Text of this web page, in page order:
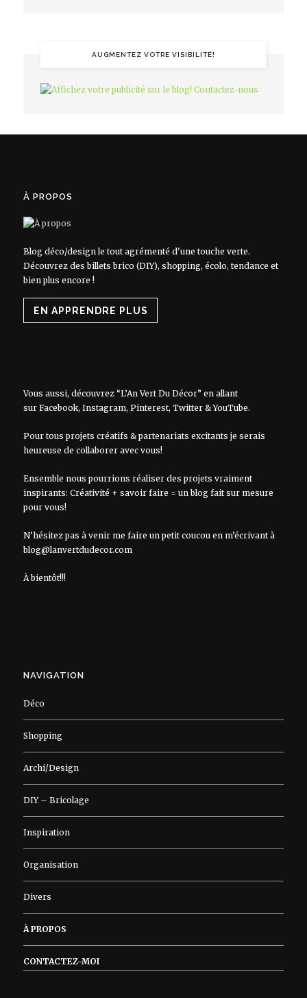
AUGMENTEZ VOTRE VISIBILITÉ!
À PROPOS
Blog déco/design le tout agrémenté d'une touche verte.
Découvrez des billets brico (DIY), shopping, écolo, tendance et
bien plus encore !
EN APPRENDRE PLUS
Vous aussi, découvrez “L’An Vert Du Décor” en allant
sur Facebook, Instagram, Pinterest, Twitter&YouTube.
Pour tous projets créatifs & partenariats excitants je serais
heureuse de collaborer avec vous!
Ensemble nous pourrions réaliser des projets vraiment
inspirants: Créativité + savoir faire = un blog fait sur mesure
pour vous!
N’hésitez pas à venir me faire un petit coucou en m’écrivant à
blog@lanvertdudecor.com
À bientôt!!!
NAVIGATION
Déco
Shopping
Archi/Design
DIY – Bricolage
Inspiration
Organisation
Divers
À PROPOS
CONTACTEZ-MOI